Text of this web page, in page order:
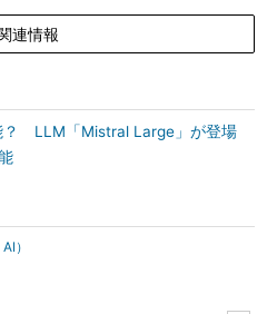
連情報
？ LLM「Mistral Large」が登場
）